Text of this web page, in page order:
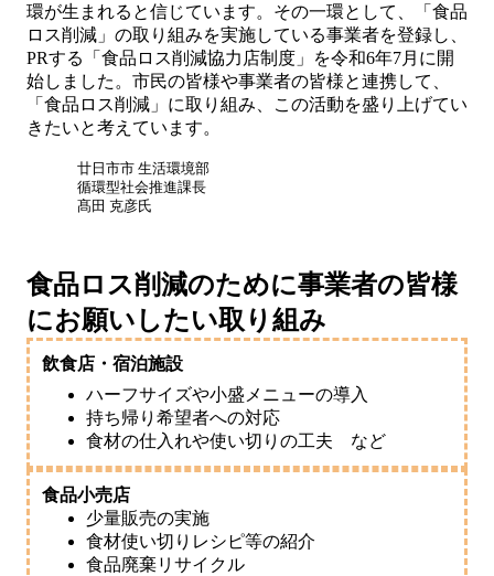
環が生まれると信じています。その一環として、「食品
ロス削減」の取り組みを実施している事業者を登録し、
PRする「食品ロス削減協力店制度」を令和6年7月に開
始しました。市民の皆様や事業者の皆様と連携して、
「食品ロス削減」に取り組み、この活動を盛り上げてい
きたいと考えています。
廿日市市 生活環境部
循環型社会推進課長
髙田 克彦氏
食品ロス削減のために事業者の皆様
にお願いしたい取り組み
飲食店・宿泊施設
ハーフサイズや小盛メニューの導入
持ち帰り希望者への対応
食材の仕入れや使い切りの工夫 など
食品小売店
少量販売の実施
食材使い切りレシピ等の紹介
食品廃棄リサイクル